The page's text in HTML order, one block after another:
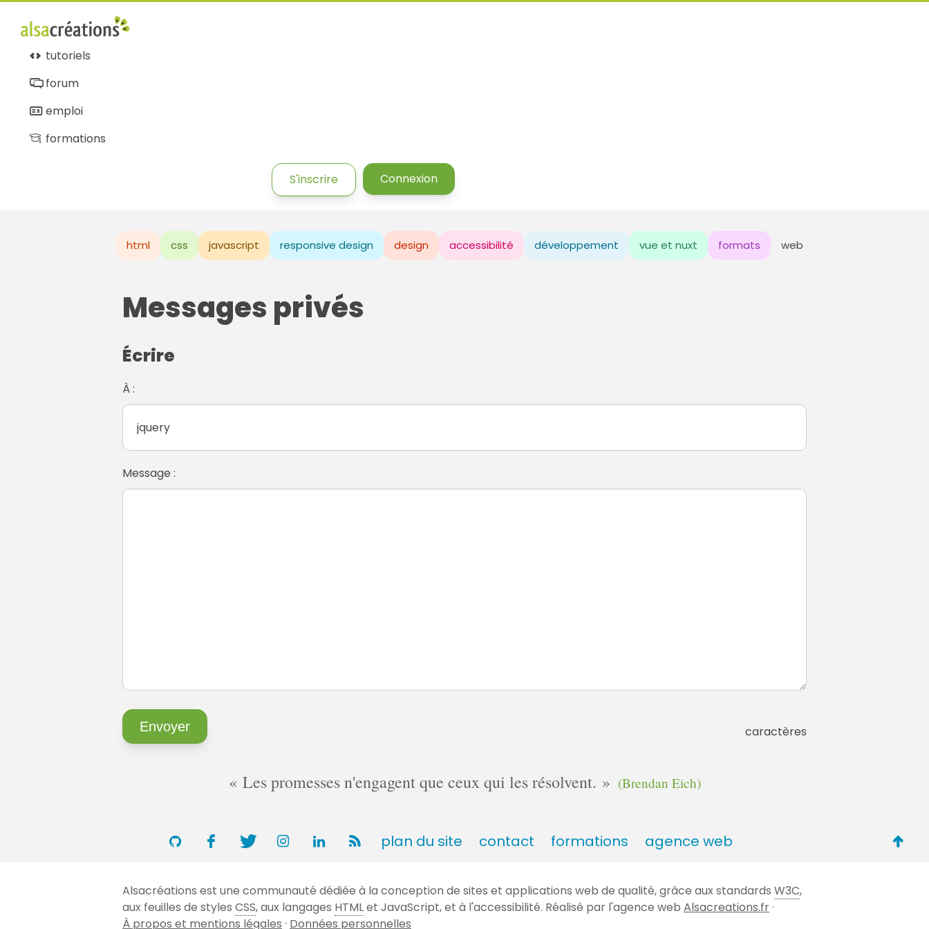
tutoriels
forum
emploi
formations
S'inscrire Connexion
html css javascript responsive design design accessibilité développement vue et nuxt formats web
Messages privés
Écrire
À :
Message :
caractères
Les promesses n'engagent que ceux qui les résolvent. (Brendan Eich)
plan du site contact formations agence web
Alsacréations est une communauté dédiée à la conception de sites et applications web de qualité, grâce aux standards W3C,
aux feuilles de styles CSS, aux langages HTMLet JavaScript, et à l'accessibilité. Réalisé par l'agence web Alsacreations.fr·
À propos et mentions légales · Données personnelles